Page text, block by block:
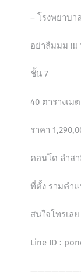
– โรงพยาบา
อย่าลืมมม !!!
ชั้น 7
40 ตารางเม
ราคา
คอนโด ลำส
ที่ตั้ง รามคำแ
สนใจโทรเลย
Line ID :